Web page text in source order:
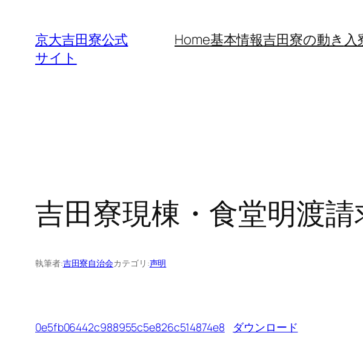
京大吉田寮公式
サイト
Home基本情報吉田寮の動き 入
吉田寮現棟・食堂明渡
執筆者:吉田寮自治会カテゴリ:声明
0e5fb06442c988955c5e826c514874e8 ダウンロード